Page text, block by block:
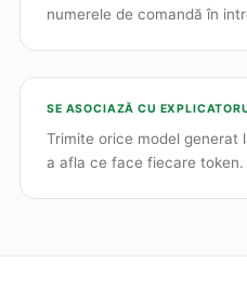
numerele de comandă în
SE ASOCIAZĂ CU
Trimite orice model generat
a afla ce face fiecare token.